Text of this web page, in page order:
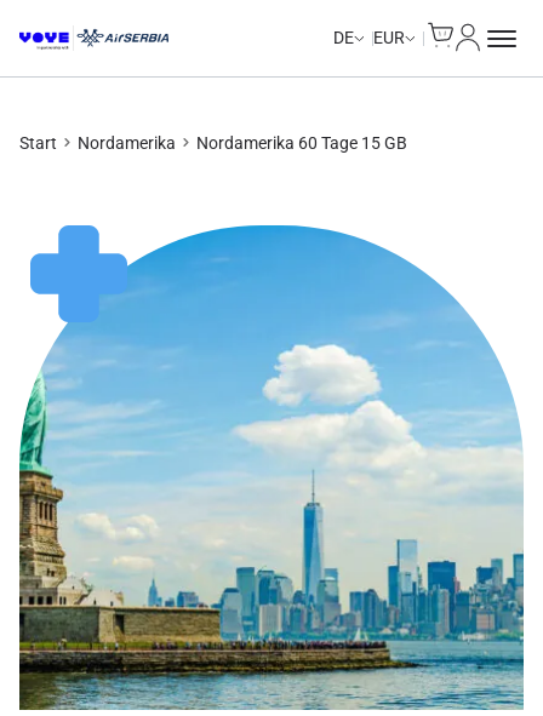
DE EUR
Start Nordamerika Nordamerika 60 Tage 15 GB